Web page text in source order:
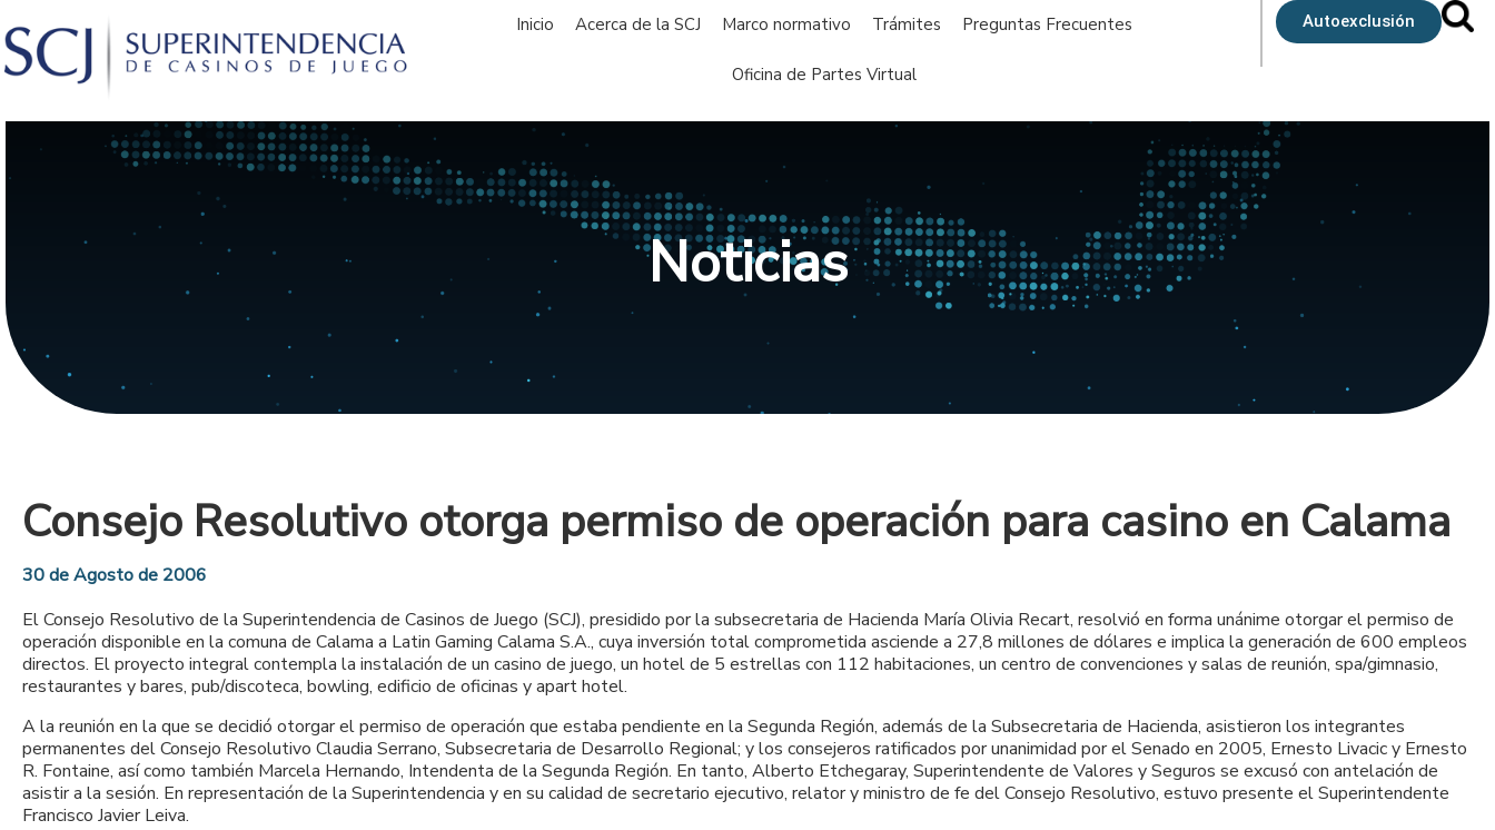
Inicio Acerca de la SCJ Marco normativo Trámites Preguntas Frecuentes
Oficina de Partes Virtual
Autoexclusión
Noticias
Consejo Resolutivo otorga permiso de operación para casino en Calama
30 de Agosto de 2006
El Consejo Resolutivo de la Superintendencia de Casinos de Juego (SCJ), presidido por la subsecretaria de Hacienda María Olivia Recart, resolvió en forma unánime otorgar el permiso de
operación disponible en la comuna de Calama a Latin Gaming Calama S.A., cuya inversión total comprometida asciende a 27,8 millones de dólares e implica la generación de 600 empleos
directos. El proyecto integral contempla la instalación de un casino de juego, un hotel de 5 estrellas con 112 habitaciones, un centro de convenciones y salas de reunión, spa/gimnasio,
restaurantes y bares, pub/discoteca, bowling, edificio de oficinas y apart hotel.
A la reunión en la que se decidió otorgar el permiso de operación que estaba pendiente en la Segunda Región, además de la Subsecretaria de Hacienda, asistieron los integrantes
permanentes del Consejo Resolutivo Claudia Serrano, Subsecretaria de Desarrollo Regional; y los consejeros ratificados por unanimidad por el Senado en 2005, Ernesto Livacic y Ernesto
R. Fontaine, así como también Marcela Hernando, Intendenta de la Segunda Región. En tanto, Alberto Etchegaray, Superintendente de Valores y Seguros se excusó con antelación de
asistir a la sesión. En representación de la Superintendencia y en su calidad de secretario ejecutivo, relator y ministro de fe del Consejo Resolutivo, estuvo presente el Superintendente
Francisco Javier Leiva.